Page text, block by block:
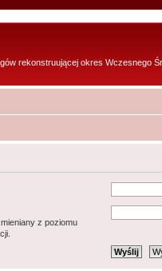
rekonstruującej okres Wczesnego
z poziomu